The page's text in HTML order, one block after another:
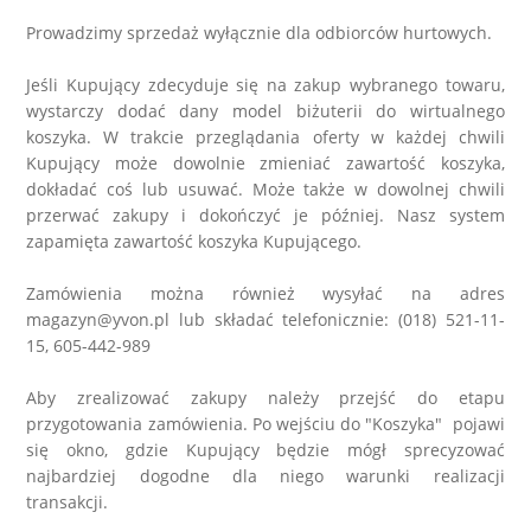
RODONIT
TYGRYSIE OKO
Prowadzimy sprzedaż wyłącznie dla odbiorców hurtowych.
Jeśli Kupujący zdecyduje się na zakup wybranego towaru,
wystarczy dodać dany model biżuterii do wirtualnego
koszyka. W trakcie przeglądania oferty w każdej chwili
Kupujący może dowolnie zmieniać zawartość koszyka,
dokładać coś lub usuwać. Może także w dowolnej chwili
przerwać zakupy i dokończyć je później. Nasz system
zapamięta zawartość koszyka Kupującego.
Zamówienia można również wysyłać na adres
magazyn@yvon.pl lub składać telefonicznie: (018) 521-11-
15, 605-442-989
Aby zrealizować zakupy należy przejść do etapu
przygotowania zamówienia. Po wejściu do "Koszyka" pojawi
się okno, gdzie Kupujący będzie mógł sprecyzować
najbardziej dogodne dla niego warunki realizacji
transakcji.